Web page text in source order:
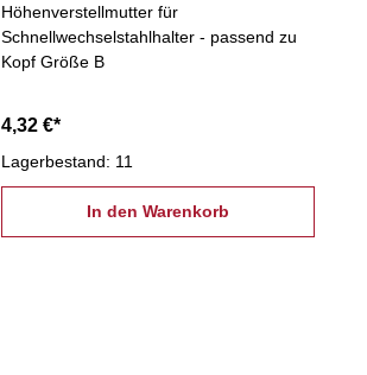
Höhenverstellmutter für
Schnellwechselstahlhalter - passend zu
Kopf Größe B
4,32 €*
Lagerbestand: 11
In den Warenkorb